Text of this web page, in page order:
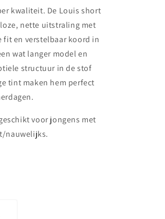
kwaliteit. De Louis short
nette uitstraling met
en verstelbaar koord in
wat langer model en
structuur in de stof
tint maken hem perfect
voor jongens met
nauwelijks.